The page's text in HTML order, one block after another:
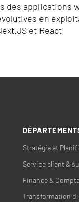
des applications
en
et React
Stratégie et
Service client &
Finance &
Transformation